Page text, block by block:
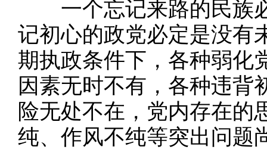
一个忘记来路的民族
记初心的政党必定是没有
期执政条件下，各种弱化
因素无时不有，各种违背
险无处不在，党内存在的
纯、作风不纯等突出问题